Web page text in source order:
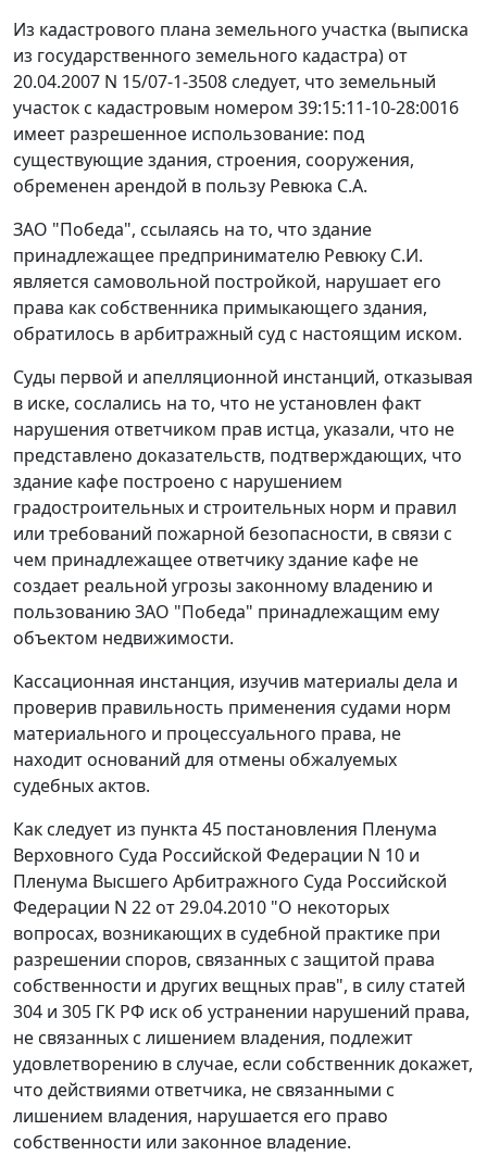
Из кадастрового плана земельного участка (выписка
из государственного земельного кадастра) от
20.04.2007 N 15/07-1-3508 следует, что земельный
участок с кадастровым номером 39:15:11-10-28:0016
имеет разрешенное использование: под
существующие здания, строения, сооружения,
обременен арендой в пользу Ревюка С.А.
ЗАО "Победа", ссылаясь на то, что здание
принадлежащее предпринимателю Ревюку С.И.
является самовольной постройкой, нарушает его
права как собственника примыкающего здания,
обратилось в арбитражный суд с настоящим иском.
Суды первой и апелляционной инстанций, отказывая
в иске, сослались на то, что не установлен факт
нарушения ответчиком прав истца, указали, что не
представлено доказательств, подтверждающих, что
здание кафе построено с нарушением
градостроительных и строительных норм и правил
или требований пожарной безопасности, в связи с
чем принадлежащее ответчику здание кафе не
создает реальной угрозы законному владению и
пользованию ЗАО "Победа" принадлежащим ему
объектом недвижимости.
Кассационная инстанция, изучив материалы дела и
проверив правильность применения судами норм
материального и процессуального права, не
находит оснований для отмены обжалуемых
судебных актов.
Как следует из пункта 45 постановления Пленума
Верховного Суда Российской Федерации N 10 и
Пленума Высшего Арбитражного Суда Российской
Федерации N 22 от 29.04.2010 "О некоторых
вопросах, возникающих в судебной практике при
разрешении споров, связанных с защитой права
собственности и других вещных прав", в силу статей
304 и 305 ГК РФ иск об устранении нарушений права,
не связанных с лишением владения, подлежит
удовлетворению в случае, если собственник докажет,
что действиями ответчика, не связанными с
лишением владения, нарушается его право
собственности или законное владение.